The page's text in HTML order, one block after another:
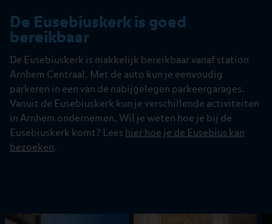
De Eusebiuskerk is goed
bereikbaar
De Eusebiuskerk is makkelijk bereikbaar vanaf station
Arnhem Centraal. Met de auto kun je eenvoudig
parkeren in een van de nabijgelegen parkeergarages.
Vanuit de Eusebiuskerk kun je verschillende activiteiten
in Arnhem ondernemen. Wil je weten hoe je bij de
Eusebiuskerk komt? Lees hier hoe je de Eusebius kan
bezoeken.